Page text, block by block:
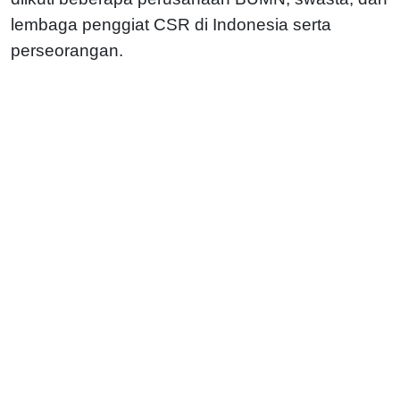
lembaga penggiat CSR di Indonesia serta
perseorangan.